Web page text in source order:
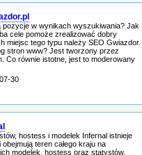
w wynikach wyszukiwania? Jak
cele pomoże zrealizować dobry
miejsc tego typu należy SEO Gwiazdor.
stron www? Jest tworzony przez
Co równie istotne, jest to moderowany
30
hostess i modelek Infernal istnieje
teren całego kraju na
modelek, hostess oraz statystów.